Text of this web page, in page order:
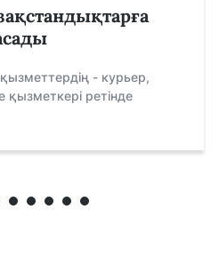
- курьер,
қызметкері ретінде